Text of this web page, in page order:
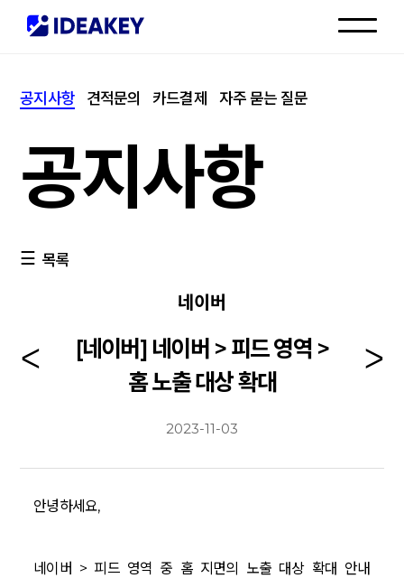
고객센터
공지사항 견적문의 카드결제 자주 묻는 질문
공지사항
목록
네이버
[네이버] 네이버 > 피드 영역 >
홈 노출 대상 확대
2023-11-03
안녕하세요,
네이버 > 피드 영역 중 홈 지면의 노출 대상 확대 안내